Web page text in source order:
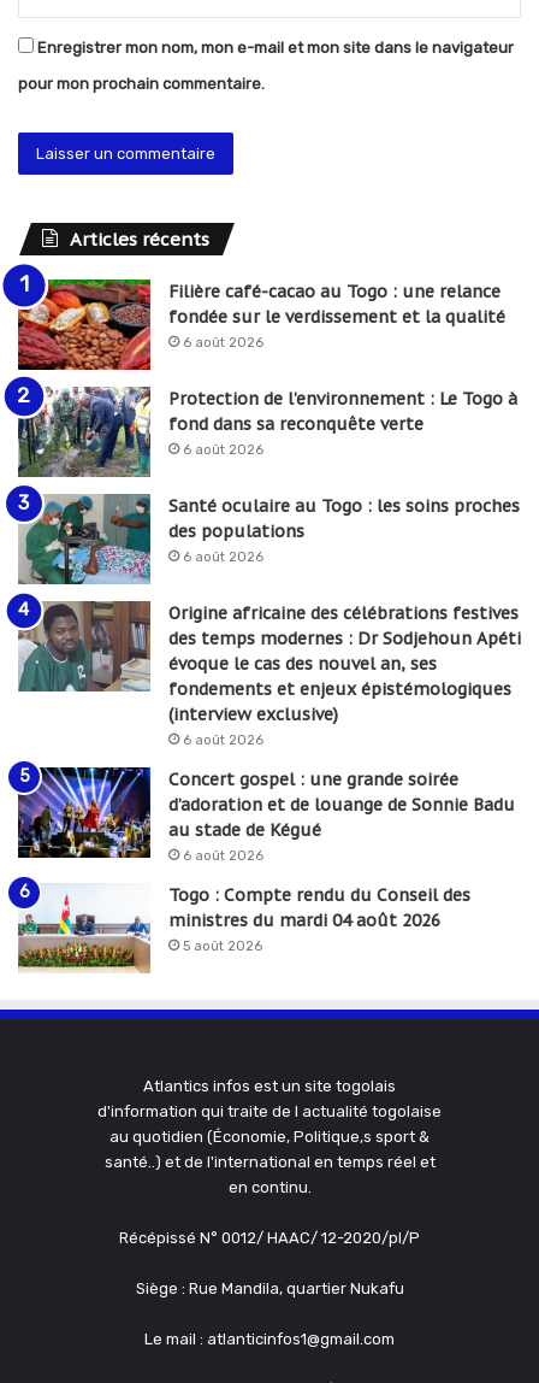
Enregistrer mon nom, mon e-mail et mon site dans le navigateur
pour mon prochain commentaire.
Articles récents
Filière café-cacao au Togo : une relance
fondée sur le verdissement et la qualité
6 août 2026
Protection de l’environnement : Le Togo à
fond dans sa reconquête verte
6 août 2026
Santé oculaire au Togo : les soins proches
des populations
6 août 2026
Origine africaine des célébrations festives
des temps modernes : Dr Sodjehoun Apéti
évoque le cas des nouvel an, ses
fondements et enjeux épistémologiques
(interview exclusive)
6 août 2026
Concert gospel : une grande soirée
d’adoration et de louange de Sonnie Badu
au stade de Kégué
6 août 2026
Togo : Compte rendu du Conseil des
ministres du mardi 04 août 2026
5 août 2026
Atlantics infos est un site togolais
d'information qui traite de l actualité togolaise
au quotidien (Économie, Politique,s sport &
santé..) et de l'international en temps réel et
en continu.
Récépissé N° 0012/ HAAC/ 12-2020/pl/P
Siège : Rue Mandila, quartier Nukafu
Le mail : atlanticinfos1@gmail.com